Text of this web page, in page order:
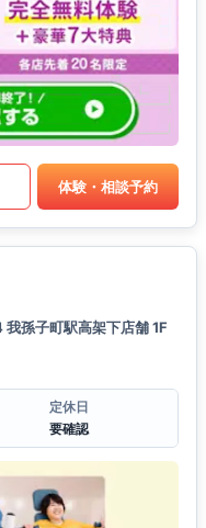
体験・相談予約
孫子町駅高架下店舗 1F
定休日
要確認